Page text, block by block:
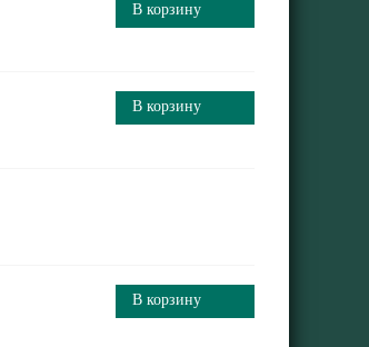
В корзину
В корзину
В корзину